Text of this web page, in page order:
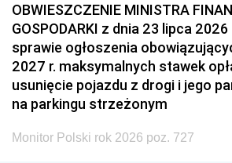
OBWIESZCZENIE MINISTRA
GOSPODARKI z dnia 23 lipca 2026
sprawie ogłoszenia
2027 r. maksymalnych stawek
usunięcie pojazdu z drogi i jego
na parkingu strzeżonym
Monitor Polski rok 2026 poz. 727